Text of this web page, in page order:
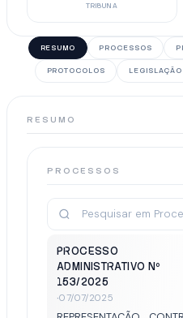
TRIBUNA
RESUMO PROCESSOS
PROTOCOLOS LEGISLAÇÃO
RESUMO
PROCESSOS
PROCESSO
ADMINISTRATIVO Nº
153/2025
·07/07/2025